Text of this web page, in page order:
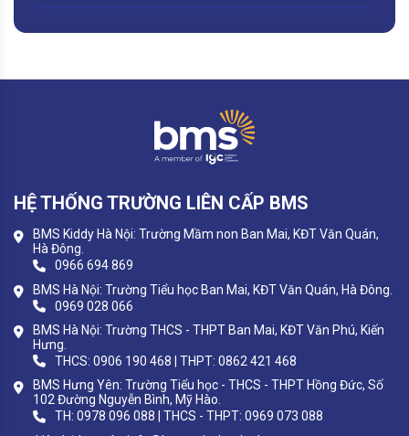
HỆ THỐNG TRƯỜNG LIÊN CẤP BMS
BMS Kiddy Hà Nội: Trường Mầm non Ban Mai, KĐT Văn Quán,
Hà Đông.
0966 694 869
BMS Hà Nội: Trường Tiểu học Ban Mai, KĐT Văn Quán, Hà Đông.
0969 028 066
BMS Hà Nội: Trường THCS - THPT Ban Mai, KĐT Văn Phú, Kiến
Hưng.
THCS: 0906 190 468 | THPT: 0862 421 468
BMS Hưng Yên: Trường Tiểu học - THCS - THPT Hồng Đức, Số
102 Đường Nguyễn Bình, Mỹ Hào.
TH: 0978 096 088 | THCS - THPT: 0969 073 088